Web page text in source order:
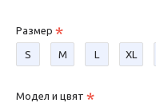
Размер
S М L XL
Модел и цвят